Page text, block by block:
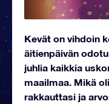
Kevät on vihdoin
äitienpäivän
juhlia kaikkia
maailmaa. Mikä
rakkauttasi ja